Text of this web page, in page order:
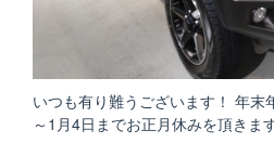
いつも有り難うございます！ 年末
～1月4日までお正月休みを頂きま